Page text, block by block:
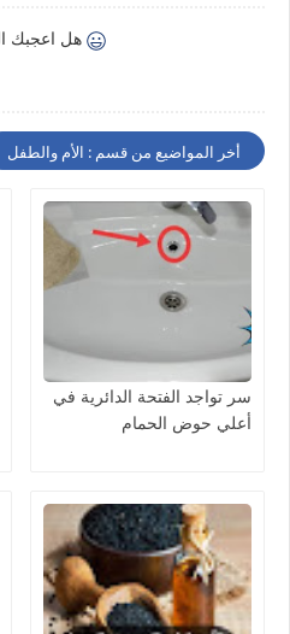
هل اعجبك
أخر المواضيع من قسم : الأم والطفل
سر تواجد الفتحة الدائرية في
أعلي حوض الحمام